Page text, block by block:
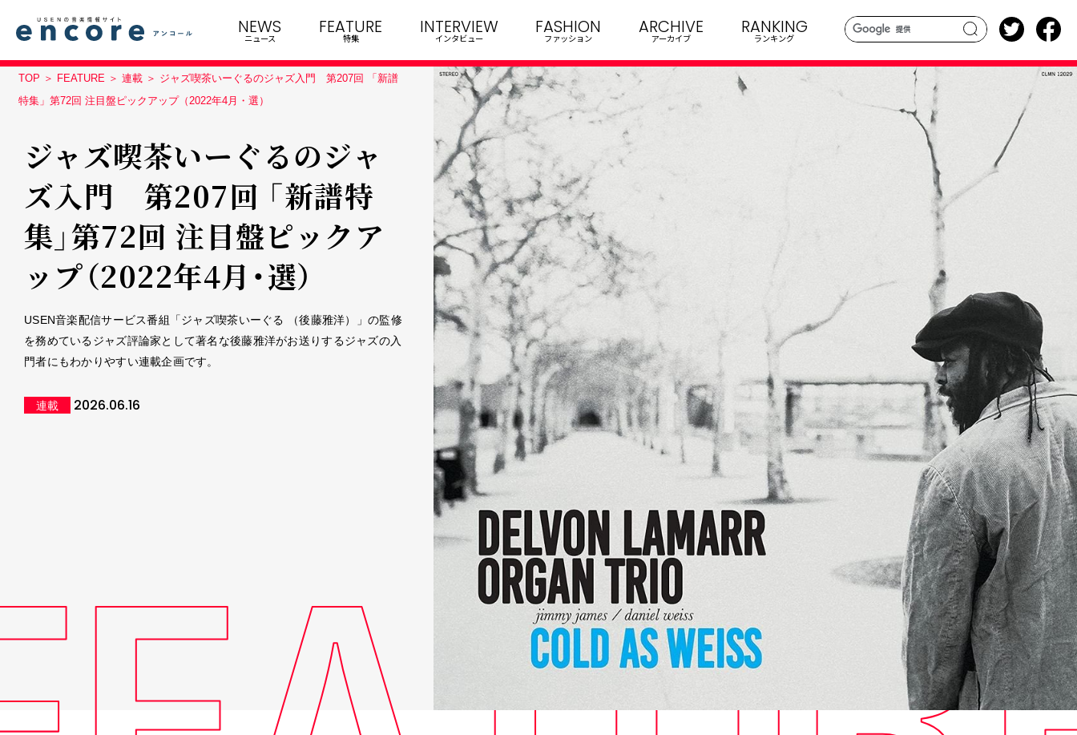
search
NEWS
ニュース
FEATURE
特集
INTERVIEW
インタビュー
FASHION
ファッション
ARCHIVE
アーカイブ
RANKING
ランキング
TOP FEATURE 連載
ジャズ喫茶いーぐるのジャズ入門 第207回 「新譜
特集」第72回 注目盤ピックアップ（2022年4月・選）
ジャズ喫茶いーぐるのジャ
ズ入門 第207回 「新譜特
集」第72回 注目盤ピックア
ップ（2022年4月・選）
USEN音楽配信サービス番組「ジャズ喫茶いーぐる （後藤雅洋）」の監修
を務めているジャズ評論家として著名な後藤雅洋がお送りするジャズの入
門者にもわかりやすい連載企画です。
連載 2026.06.16